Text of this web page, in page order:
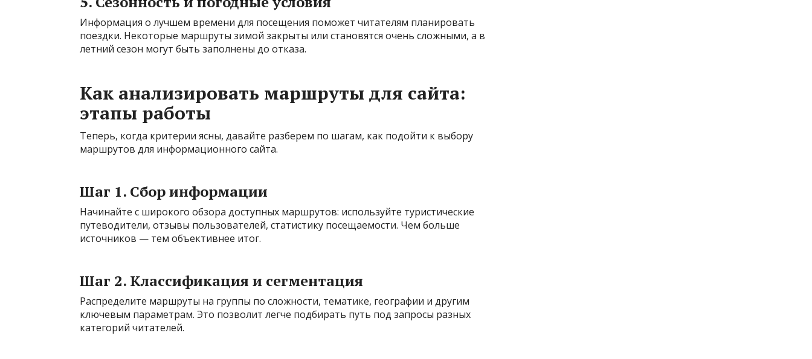
Информация о лучшем времени для посещения поможет читателям планировать
поездки. Некоторые маршруты зимой закрыты или становятся очень сложными, а в
летний сезон могут быть заполнены до отказа.
Как анализировать маршруты для сайта:
этапы работы
Теперь, когда критерии ясны, давайте разберем по шагам, как подойти к выбору
маршрутов для информационного сайта.
Шаг 1. Сбор информации
Начинайте с широкого обзора доступных маршрутов: используйте туристические
путеводители, отзывы пользователей, статистику посещаемости. Чем больше
источников — тем объективнее итог.
Шаг 2. Классификация и сегментация
Распределите маршруты на группы по сложности, тематике, географии и другим
ключевым параметрам. Это позволит легче подбирать путь под запросы разных
категорий читателей.